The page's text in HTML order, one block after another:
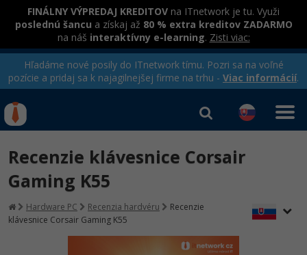
FINÁLNY VÝPREDAJ KREDITOV na ITnetwork je tu. Využi
poslednú šancu a získaj až 80 % extra kreditov ZADARMO
na náš interaktívny e-learning. Zisti viac:
Hľadáme nové posily do ITnetwork tímu. Pozri sa na voľné
pozície a pridaj sa k najagilnejšej firme na trhu - Viac informácií.
hradené úradom práce
Kurzy programovania
Ako začať?
Kurzy e-commerce
Blog
Prihlásiť sa| Registrovať
Recenzie klávesnice Corsair
Gaming K55
Hardware PC Recenzia hardvéru
Recenzie
klávesnice Corsair Gaming K55